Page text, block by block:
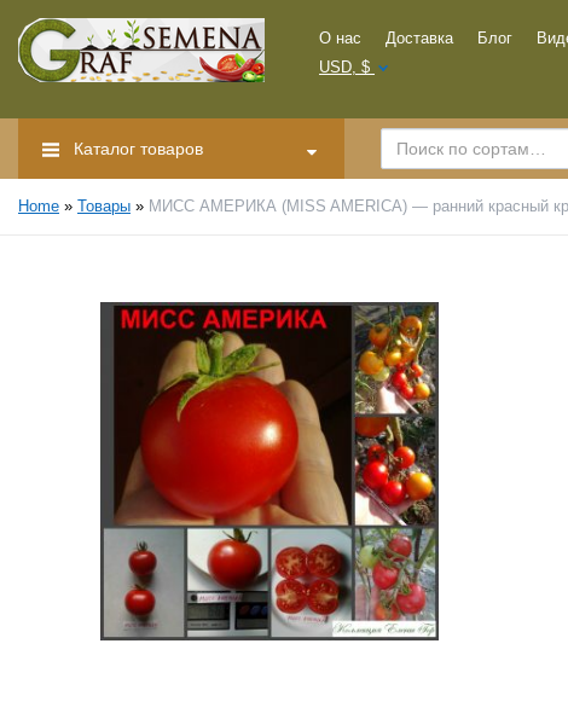
О нас Доставка Блог
USD, $
Каталог товаров
Home » Товары » МИСС АМЕРИКА (MISS AMERICA) — ранний красный